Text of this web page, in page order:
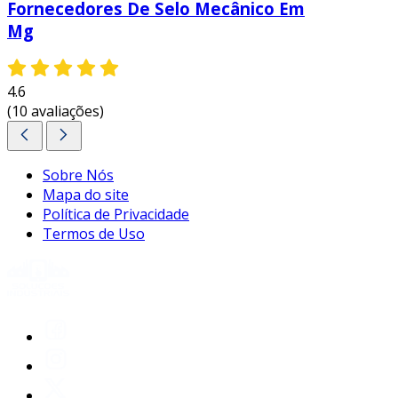
considerando essas vantagens, o selo mecânico
john crane se destaca como uma solução
inteligente para indústrias que buscam
otimizar seus processos operacionais e
garantir segurança nas operações.
entre em contato e solicite um orçamento
personalizado!
Fornecedores De Selo Mecânico Em
Mg
4.6
(10 avaliações)
Sobre Nós
Mapa do site
Política de Privacidade
Termos de Uso